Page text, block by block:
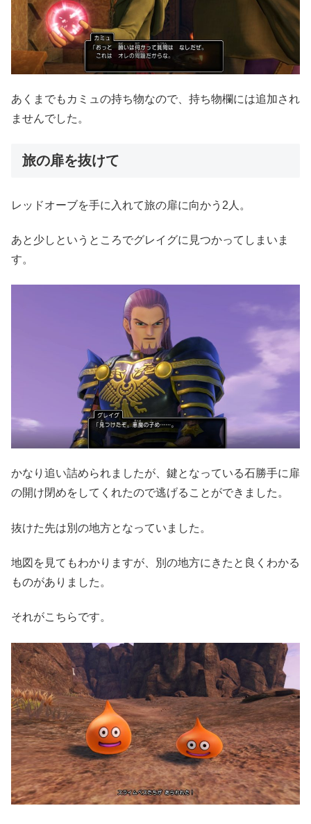
あくまでもカミュの持ち物なので、持ち物欄には追加され
ませんでした。
旅の扉を抜けて
レッドオーブを手に入れて旅の扉に向かう2人。
あと少しというところでグレイグに見つかってしまいま
す。
かなり追い詰められましたが、鍵となっている石勝手に扉
の開け閉めをしてくれたので逃げることができました。
抜けた先は別の地方となっていました。
地図を見てもわかりますが、別の地方にきたと良くわかる
ものがありました。
それがこちらです。